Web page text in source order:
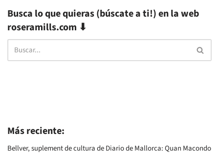
Busca lo que quieras (búscate a ti!) en la web
roseramills.com ⬇
Más reciente:
Bellver, suplement de cultura de Diario de Mallorca: Quan Macondo